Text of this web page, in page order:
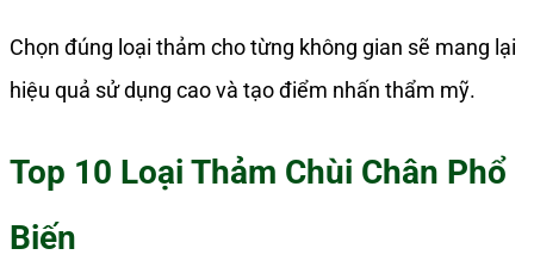
Chọn đúng loại thảm cho từng không gian sẽ mang lại
hiệu quả sử dụng cao và tạo điểm nhấn thẩm mỹ.
Top 10 Loại Thảm Chùi Chân Phổ
Biến